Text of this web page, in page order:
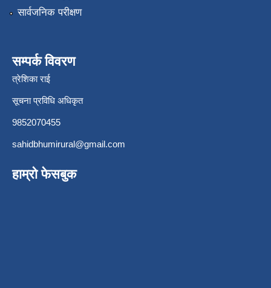
सार्वजनिक परीक्षण
सम्पर्क विवरण
त्रेशिका राई
सूचना प्रविधि अधिकृत
9852070455
sahidbhumirural@gmail.com
हाम्रो फेसबुक